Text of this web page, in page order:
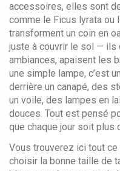
accessoires, elles sont
comme le Ficus lyrata ou
transforment un coin en
juste à couvrir le sol — ils
ambiances, apaisent les
une simple lampe, c’est
derrière un canapé, des
un voile, des lampes en
douces. Tout est pensé
que chaque jour soit plus
Vous trouverez ici tout
choisir la bonne taille de